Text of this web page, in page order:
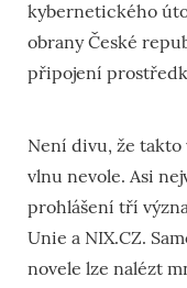
kybernetického
obrany České
připojení
Není divu, že takto
vlnu nevole. Asi
prohlášení tří
Unie a NIX.CZ.
novele lze nalézt